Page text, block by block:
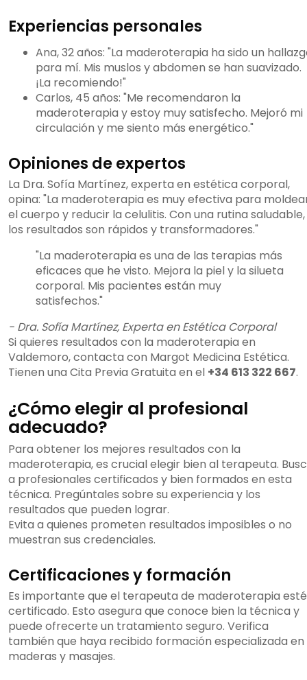
Experiencias personales
Ana, 32 años: "La maderoterapia ha sido un
para mí. Mis muslos y abdomen se han suavizado.
¡La recomiendo!"
Carlos, 45 años: "Me recomendaron la
maderoterapia y estoy muy satisfecho. Mejoró mi
circulación y me siento más energético."
Opiniones de expertos
La Dra. Sofía Martínez, experta en estética corporal,
opina: "La maderoterapia es muy efectiva para
el cuerpo y reducir la celulitis. Con una rutina saludable,
los resultados son rápidos y transformadores."
"La maderoterapia es una de las terapias más
eficaces que he visto. Mejora la piel y la silueta
corporal. Mis pacientes están muy
satisfechos."
- Dra. Sofía Martínez, Experta en Estética Corporal
Si quieres resultados con la maderoterapia en
Valdemoro, contacta con Margot Medicina Estética.
Tienen una Cita Previa Gratuita en el +34 613 322 667.
¿Cómo elegir al profesional
adecuado?
Para obtener los mejores resultados con la
maderoterapia, es crucial elegir bien al terapeuta.
a profesionales certificados y bien formados en esta
técnica. Pregúntales sobre su experiencia y los
resultados que pueden lograr.
Evita a quienes prometen resultados imposibles o no
muestran sus credenciales.
Certificaciones y formación
Es importante que el terapeuta de maderoterapia esté
certificado. Esto asegura que conoce bien la técnica y
puede ofrecerte un tratamiento seguro. Verifica
también que haya recibido formación especializada en
maderas y masajes.